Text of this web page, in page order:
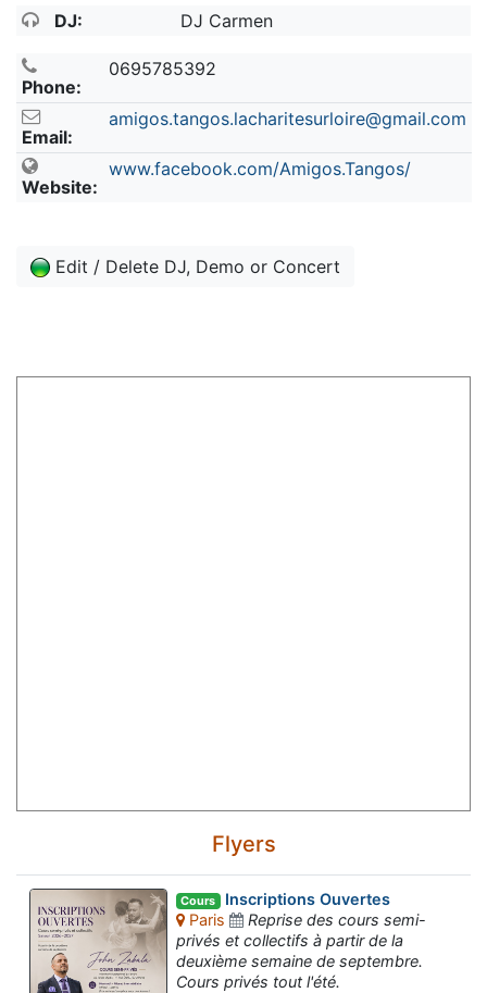
DJ: DJ Carmen
Phone:
0695785392
Email:
amigos.tangos.lacharitesurloire@gmail.com
Website:
www.facebook.com/Amigos.Tangos/
Edit / Delete DJ, Demo or Concert
Flyers
Cours Inscriptions Ouvertes
Paris
Reprise des cours semi-
privés et collectifs à partir de la
deuxième semaine de septembre.
Cours privés tout l'été.